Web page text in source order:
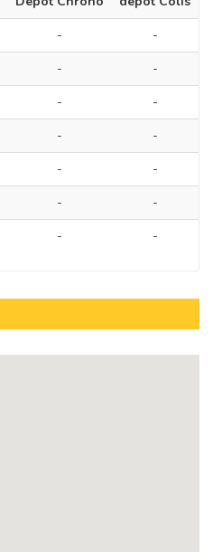
-
-
-
-
-
-
-
-
-
-
-
-
- -